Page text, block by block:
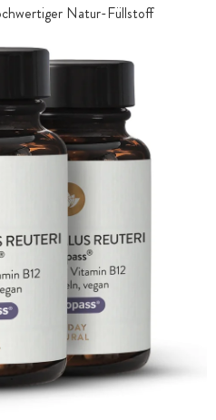
Natur-Füllstoff